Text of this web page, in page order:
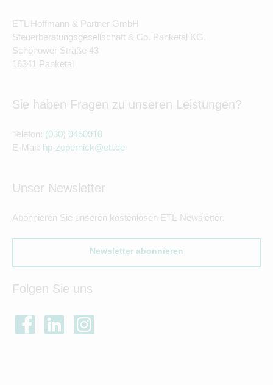
ETL Hoffmann & Partner GmbH
Steuerberatungsgesellschaft & Co. Panketal KG.
Schönower Straße 43
16341 Panketal
Sie haben Fragen zu unseren Leistungen?
Telefon: (030) 9450910
E-Mail: hp-zepernick@etl.de
Unser Newsletter
Abonnieren Sie unseren kostenlosen ETL-Newsletter.
Newsletter abonnieren
Folgen Sie uns